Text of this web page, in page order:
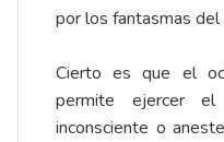
por los fantasmas del
Cierto es que el
permite ejercer
inconsciente o